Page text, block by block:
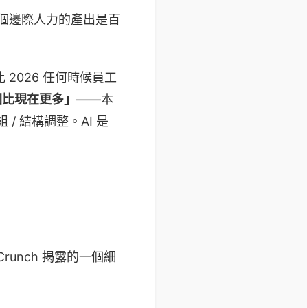
邊際人力的產出是百
2026 任何時候員工
現在更多」 ——本
/ 結構調整。AI 是
揭露的一個細